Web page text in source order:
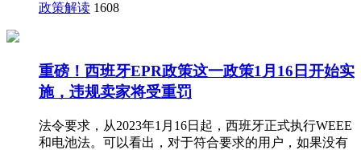
政策解读 1608
重磅！西班牙EPR政策这一政策1月16日开始实
施，违规卖家将受重罚
法令要求，从2023年1月16日起，西班牙正式执行WEEE
和电池法。可以看出，对于符合要求的用户，如果没有